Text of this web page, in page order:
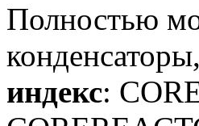
Полностью
индекс: